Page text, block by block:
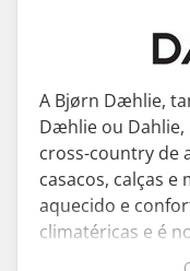
A Bjørn Dæhlie,
Dæhlie ou
cross-country de
casacos, calças
aquecido e
climatéricas e é
contemporâneo.